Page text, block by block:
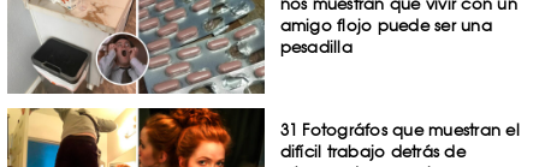
amigo flojo puede ser una
pesadilla
31 Fotográfos que muestran el
difícil trabajo detrás de